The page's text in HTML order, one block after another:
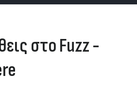
στο Fuzz -